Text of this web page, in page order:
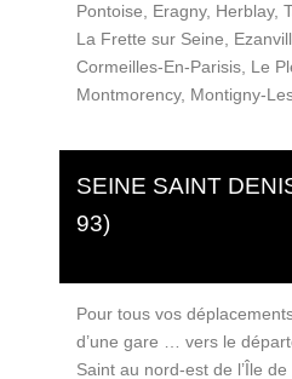
Pontoise, Eragny, Herblay,
La Frette sur Seine,
Cormeilles-En-Parisis, Le
Montmorency, Montigny-
SEINE SAINT
93)
Pour tous vos
d’une gare … vers le
Saint au nord-est de l’Île